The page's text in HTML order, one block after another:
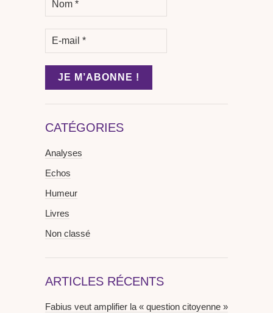
CATÉGORIES
Analyses
Echos
Humeur
Livres
Non classé
ARTICLES RÉCENTS
Fabius veut amplifier la « question citoyenne »